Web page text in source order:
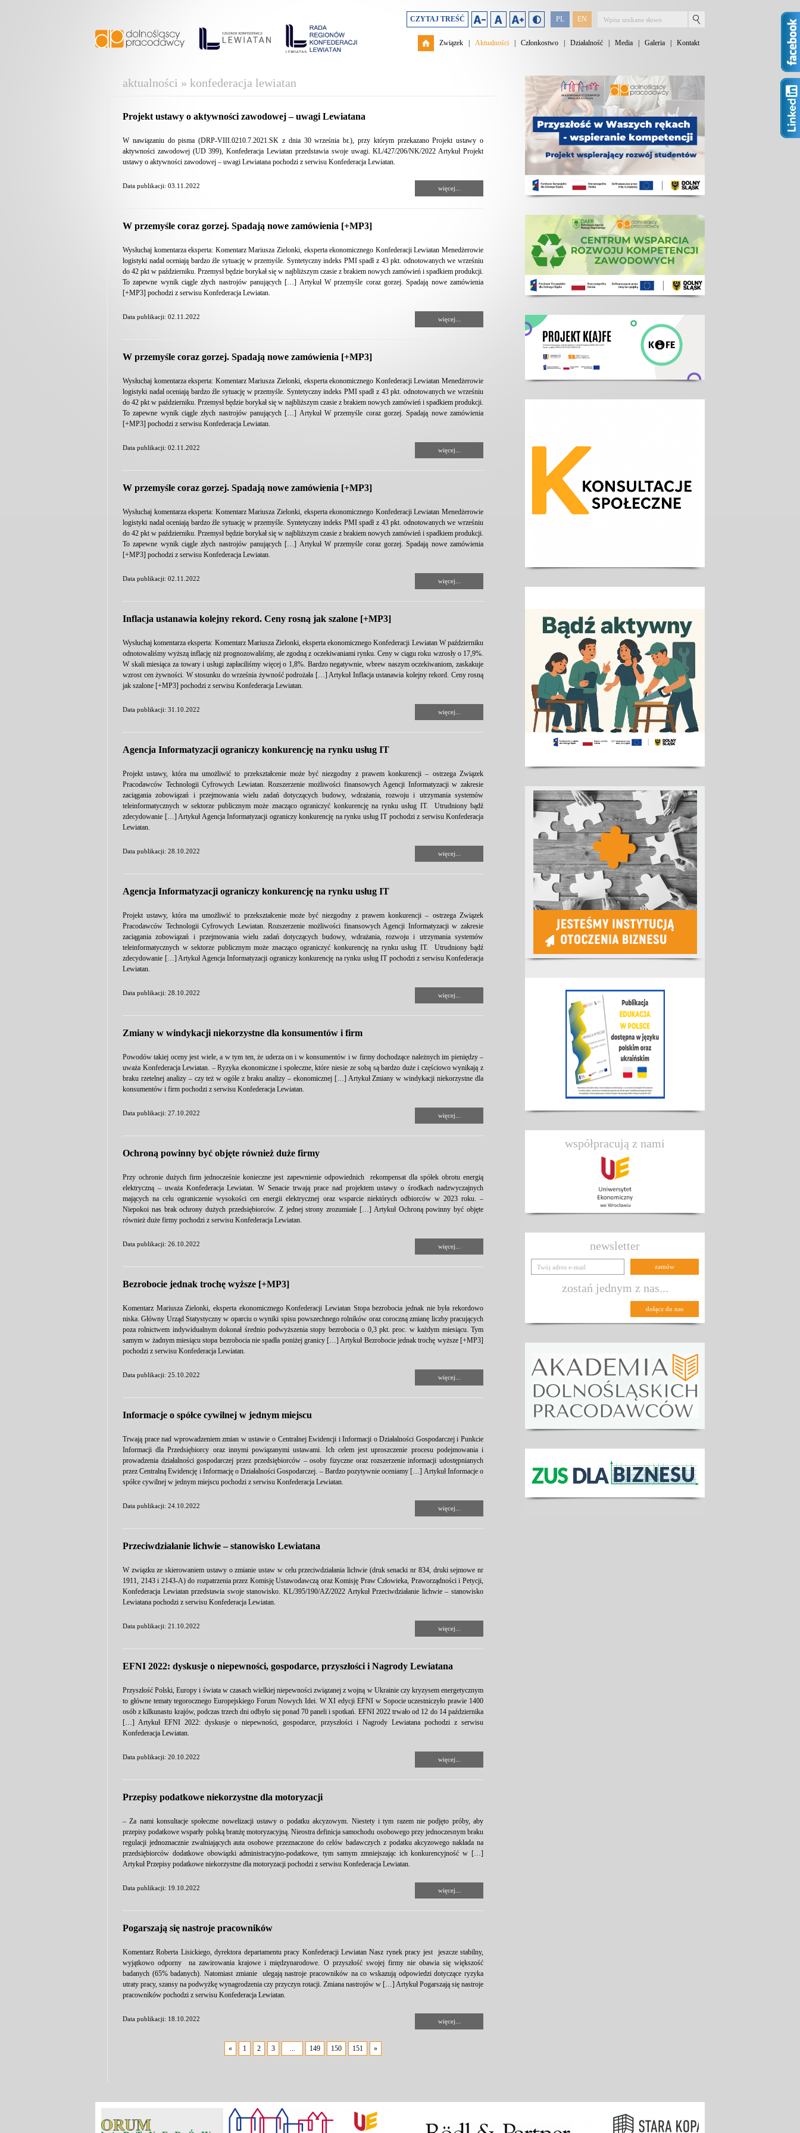
PL EN
CZYTAJ TREŚĆ
Związek Aktualności Członkostwo Działalność Media Galeria Kontakt
aktualności » konfederacja lewiatan
Projekt ustawy o aktywności zawodowej – uwagi Lewiatana
W nawiązaniu do pisma (DRP-VIII.0210.7.2021.SK z dnia 30 września br.), przy którym przekazano Projekt ustawy o
aktywności zawodowej (UD 399), Konfederacja Lewiatan przedstawia swoje uwagi. KL/427/206/NK/2022 Artykuł Projekt
ustawy o aktywności zawodowej – uwagi Lewiatana pochodzi z serwisu Konfederacja Lewiatan.
Data publikacji: 03.11.2022 więcej...
W przemyśle coraz gorzej. Spadają nowe zamówienia [+MP3]
Wysłuchaj komentarza eksperta: Komentarz Mariusza Zielonki, eksperta ekonomicznego Konfederacji Lewiatan Menedżerowie
logistyki nadal oceniają bardzo źle sytuację w przemyśle. Syntetyczny indeks PMI spadł z 43 pkt. odnotowanych we wrześniu
do 42 pkt w październiku. Przemysł będzie borykał się w najbliższym czasie z brakiem nowych zamówień i spadkiem produkcji.
To zapewne wynik ciągle złych nastrojów panujących […] Artykuł W przemyśle coraz gorzej. Spadają nowe zamówienia
[+MP3] pochodzi z serwisu Konfederacja Lewiatan.
Data publikacji: 02.11.2022 więcej...
W przemyśle coraz gorzej. Spadają nowe zamówienia [+MP3]
Wysłuchaj komentarza eksperta: Komentarz Mariusza Zielonki, eksperta ekonomicznego Konfederacji Lewiatan Menedżerowie
logistyki nadal oceniają bardzo źle sytuację w przemyśle. Syntetyczny indeks PMI spadł z 43 pkt. odnotowanych we wrześniu
do 42 pkt w październiku. Przemysł będzie borykał się w najbliższym czasie z brakiem nowych zamówień i spadkiem produkcji.
To zapewne wynik ciągle złych nastrojów panujących […] Artykuł W przemyśle coraz gorzej. Spadają nowe zamówienia
[+MP3] pochodzi z serwisu Konfederacja Lewiatan.
Data publikacji: 02.11.2022 więcej...
W przemyśle coraz gorzej. Spadają nowe zamówienia [+MP3]
Wysłuchaj komentarza eksperta: Komentarz Mariusza Zielonki, eksperta ekonomicznego Konfederacji Lewiatan Menedżerowie
logistyki nadal oceniają bardzo źle sytuację w przemyśle. Syntetyczny indeks PMI spadł z 43 pkt. odnotowanych we wrześniu
do 42 pkt w październiku. Przemysł będzie borykał się w najbliższym czasie z brakiem nowych zamówień i spadkiem produkcji.
To zapewne wynik ciągle złych nastrojów panujących […] Artykuł W przemyśle coraz gorzej. Spadają nowe zamówienia
[+MP3] pochodzi z serwisu Konfederacja Lewiatan.
Data publikacji: 02.11.2022 więcej...
Inflacja ustanawia kolejny rekord. Ceny rosną jak szalone [+MP3]
Wysłuchaj komentarza eksperta: Komentarz Mariusza Zielonki, eksperta ekonomicznego Konfederacji Lewiatan W październiku
odnotowaliśmy wyższą inflację niż prognozowaliśmy, ale zgodną z oczekiwaniami rynku. Ceny w ciągu roku wzrosły o 17,9%.
W skali miesiąca za towary i usługi zapłaciliśmy więcej o 1,8%. Bardzo negatywnie, wbrew naszym oczekiwaniom, zaskakuje
wzrost cen żywności. W stosunku do września żywność podrożała […] Artykuł Inflacja ustanawia kolejny rekord. Ceny rosną
jak szalone [+MP3] pochodzi z serwisu Konfederacja Lewiatan.
Data publikacji: 31.10.2022 więcej...
Agencja Informatyzacji ograniczy konkurencję na rynku usług IT
Projekt ustawy, która ma umożliwić to przekształcenie może być niezgodny z prawem konkurencji – ostrzega Związek
Pracodawców Technologii Cyfrowych Lewiatan. Rozszerzenie możliwości finansowych Agencji Informatyzacji w zakresie
zaciągania zobowiązań i przejmowania wielu zadań dotyczących budowy, wdrażania, rozwoju i utrzymania systemów
teleinformatycznych w sektorze publicznym może znacząco ograniczyć konkurencję na rynku usług IT. Utrudniony bądź
zdecydowanie […] Artykuł Agencja Informatyzacji ograniczy konkurencję na rynku usług IT pochodzi z serwisu Konfederacja
Lewiatan.
Data publikacji: 28.10.2022 więcej...
Agencja Informatyzacji ograniczy konkurencję na rynku usług IT
Projekt ustawy, która ma umożliwić to przekształcenie może być niezgodny z prawem konkurencji – ostrzega Związek
Pracodawców Technologii Cyfrowych Lewiatan. Rozszerzenie możliwości finansowych Agencji Informatyzacji w zakresie
zaciągania zobowiązań i przejmowania wielu zadań dotyczących budowy, wdrażania, rozwoju i utrzymania systemów
teleinformatycznych w sektorze publicznym może znacząco ograniczyć konkurencję na rynku usług IT. Utrudniony bądź
zdecydowanie […] Artykuł Agencja Informatyzacji ograniczy konkurencję na rynku usług IT pochodzi z serwisu Konfederacja
Lewiatan.
Data publikacji: 28.10.2022 więcej...
Zmiany w windykacji niekorzystne dla konsumentów i firm
Powodów takiej oceny jest wiele, a w tym ten, że uderza on i w konsumentów i w firmy dochodzące należnych im pieniędzy –
uważa Konfederacja Lewiatan. – Ryzyka ekonomiczne i społeczne, które niesie ze sobą są bardzo duże i częściowo wynikają z
braku rzetelnej analizy – czy też w ogóle z braku analizy – ekonomicznej […] Artykuł Zmiany w windykacji niekorzystne dla
konsumentów i firm pochodzi z serwisu Konfederacja Lewiatan.
Data publikacji: 27.10.2022 więcej...
Ochroną powinny być objęte również duże firmy
Przy ochronie dużych firm jednocześnie konieczne jest zapewnienie odpowiednich rekompensat dla spółek obrotu energią
elektryczną – uważa Konfederacja Lewiatan. W Senacie trwają prace nad projektem ustawy o środkach nadzwyczajnych
mających na celu ograniczenie wysokości cen energii elektrycznej oraz wsparcie niektórych odbiorców w 2023 roku. –
Niepokoi nas brak ochrony dużych przedsiębiorców. Z jednej strony zrozumiałe […] Artykuł Ochroną powinny być objęte
również duże firmy pochodzi z serwisu Konfederacja Lewiatan.
Data publikacji: 26.10.2022 więcej...
Bezrobocie jednak trochę wyższe [+MP3]
Komentarz Mariusza Zielonki, eksperta ekonomicznego Konfederacji Lewiatan Stopa bezrobocia jednak nie była rekordowo
niska. Główny Urząd Statystyczny w oparciu o wyniki spisu powszechnego rolników oraz coroczną zmianę liczby pracujących
poza rolnictwem indywidualnym dokonał średnio podwyższenia stopy bezrobocia o 0,3 pkt. proc. w każdym miesiącu. Tym
samym w żadnym miesiącu stopa bezrobocia nie spadła poniżej granicy […] Artykuł Bezrobocie jednak trochę wyższe [+MP3]
pochodzi z serwisu Konfederacja Lewiatan.
Data publikacji: 25.10.2022 więcej...
Informacje o spółce cywilnej w jednym miejscu
Trwają prace nad wprowadzeniem zmian w ustawie o Centralnej Ewidencji i Informacji o Działalności Gospodarczej i Punkcie
Informacji dla Przedsiębiorcy oraz innymi powiązanymi ustawami. Ich celem jest uproszczenie procesu podejmowania i
prowadzenia działalności gospodarczej przez przedsiębiorców – osoby fizyczne oraz rozszerzenie informacji udostępnianych
przez Centralną Ewidencję i Informację o Działalności Gospodarczej. – Bardzo pozytywnie oceniamy […] Artykuł Informacje o
spółce cywilnej w jednym miejscu pochodzi z serwisu Konfederacja Lewiatan.
Data publikacji: 24.10.2022 więcej...
Przeciwdziałanie lichwie – stanowisko Lewiatana
W związku ze skierowaniem ustawy o zmianie ustaw w celu przeciwdziałania lichwie (druk senacki nr 834, druki sejmowe nr
1911, 2143 i 2143-A) do rozpatrzenia przez Komisję Ustawodawczą oraz Komisję Praw Człowieka, Praworządności i Petycji,
Konfederacja Lewiatan przedstawia swoje stanowisko. KL/395/190/AZ/2022 Artykuł Przeciwdziałanie lichwie – stanowisko
Lewiatana pochodzi z serwisu Konfederacja Lewiatan.
Data publikacji: 21.10.2022 więcej...
EFNI 2022: dyskusje o niepewności, gospodarce, przyszłości i Nagrody Lewiatana
Przyszłość Polski, Europy i świata w czasach wielkiej niepewności związanej z wojną w Ukrainie czy kryzysem energetycznym
to główne tematy tegorocznego Europejskiego Forum Nowych Idei. W XI edycji EFNI w Sopocie uczestniczyło prawie 1400
osób z kilkunastu krajów, podczas trzech dni odbyło się ponad 70 paneli i spotkań. EFNI 2022 trwało od 12 do 14 października
[…] Artykuł EFNI 2022: dyskusje o niepewności, gospodarce, przyszłości i Nagrody Lewiatana pochodzi z serwisu
Konfederacja Lewiatan.
Data publikacji: 20.10.2022 więcej...
Przepisy podatkowe niekorzystne dla motoryzacji
– Za nami konsultacje społeczne nowelizacji ustawy o podatku akcyzowym. Niestety i tym razem nie podjęto próby, aby
przepisy podatkowe wsparły polską branżę motoryzacyjną. Nieostra definicja samochodu osobowego przy jednoczesnym braku
regulacji jednoznacznie zwalniających auta osobowe przeznaczone do celów badawczych z podatku akcyzowego nakłada na
przedsiębiorców dodatkowe obowiązki administracyjno-podatkowe, tym samym zmniejszając ich konkurencyjność w […]
Artykuł Przepisy podatkowe niekorzystne dla motoryzacji pochodzi z serwisu Konfederacja Lewiatan.
Data publikacji: 19.10.2022 więcej...
Pogarszają się nastroje pracowników
Komentarz Roberta Lisickiego, dyrektora departamentu pracy Konfederacji Lewiatan Nasz rynek pracy jest jeszcze stabilny,
wyjątkowo odporny na zawirowania krajowe i międzynarodowe. O przyszłość swojej firmy nie obawia się większość
badanych (65% badanych). Natomiast zmianie ulegają nastroje pracowników na co wskazują odpowiedzi dotyczące ryzyka
utraty pracy, szansy na podwyżkę wynagrodzenia czy przyczyn rotacji. Zmiana nastrojów w […] Artykuł Pogarszają się nastroje
pracowników pochodzi z serwisu Konfederacja Lewiatan.
Data publikacji: 18.10.2022 więcej...
« 1 2 3 ... 149 150 151 »
współpracują z nami
newsletter
zostań jednym z nas...